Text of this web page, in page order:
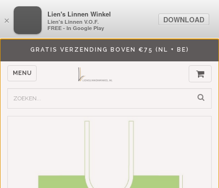
GRATIS VERZENDING BOVEN €75 (NL + BE)
MENU
×
LiensLinnenwinkel.nl
Lien's Linnen V.O.F.
FREE - In Google Play
DOWNLOAD
×
Lien's Linnen Winkel
Lien's Linnen V.O.F.
FREE - In Google Play
DOWNLOAD